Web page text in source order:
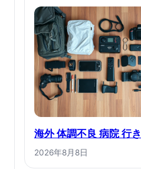
海外 体調不良 病院 行
2026年8月8日